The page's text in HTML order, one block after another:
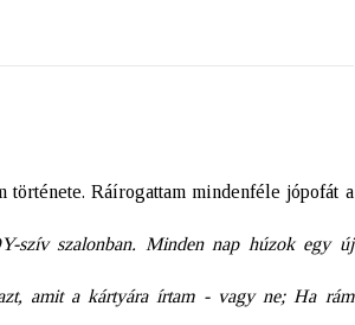
története. Ráírogattam mindenféle jópofát a
szív szalonban. Minden nap húzok egy új
amit a kártyára írtam - vagy ne; Ha rám